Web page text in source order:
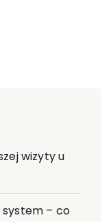
wizyty u
system – co